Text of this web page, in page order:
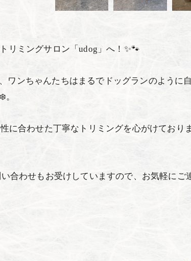
リミングサロン「udog」へ！✨🐾
ワンちゃんたちはまるでドッグランのよう
に合わせた丁寧なトリミングを心がけてお
合わせもお受けしていますので、お気軽に